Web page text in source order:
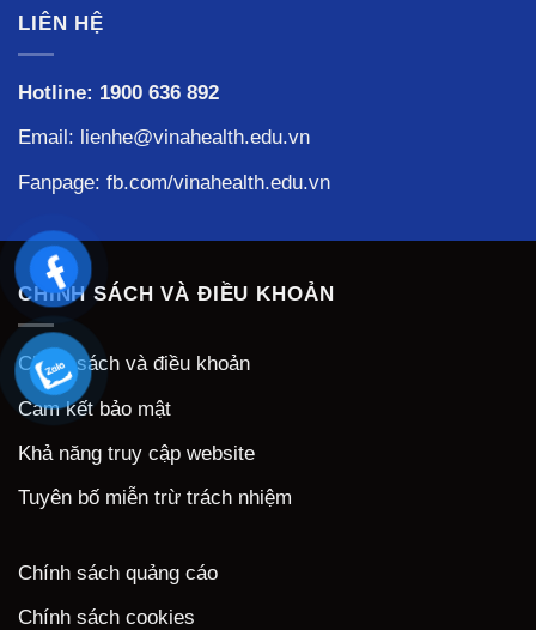
LIÊN HỆ
Hotline: 1900 636 892
Email: lienhe@vinahealth.edu.vn
Fanpage: fb.com/vinahealth.edu.vn
CHÍNH SÁCH VÀ ĐIỀU KHOẢN
Chính sách và điều khoản
Cam kết bảo mật
Khả năng truy cập website
Tuyên bố miễn trừ trách nhiệm
Chính sách quảng cáo
Chính sách cookies